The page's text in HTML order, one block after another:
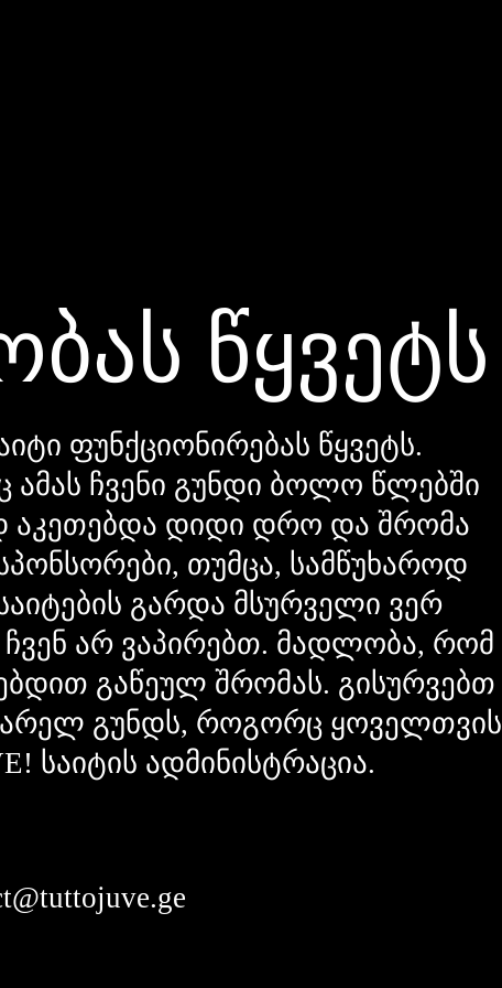
წყვეტს
ფუნქციონირებას წყვეტს.
ამას ჩვენი გუნდი ბოლო წლებში
დიდი დრო და შრომა
თუმცა, სამწუხაროდ
გარდა მსურველი ვერ
არ ვაპირებთ. მადლობა, რომ
გაწეულ შრომას. გისურვებთ
გუნდს, როგორც ყოველთვის
საიტის ადმინისტრაცია.